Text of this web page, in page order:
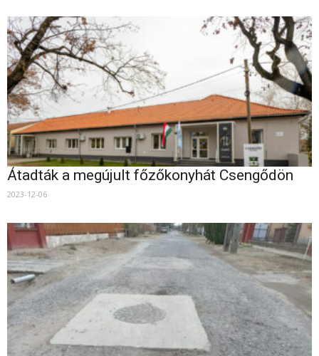
Átadták a megújult főzőkonyhát Csengődön
2023-12-06